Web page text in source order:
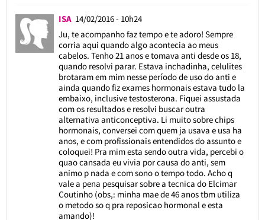
ISA 14/02/2016 - 10h24
Ju, te acompanho faz tempo e te adoro! Sempre
corria aqui quando algo acontecia ao meus
cabelos. Tenho 21 anos e tomava anti desde os 18,
quando resolvi parar. Estava inchadinha, celulites
brotaram em mim nesse período de uso do anti e
ainda quando fiz exames hormonais estava tudo la
embaixo, inclusive testosterona. Fiquei assustada
com os resultados e resolvi buscar outra
alternativa anticonceptiva. Li muito sobre chips
hormonais, conversei com quem ja usava e usa ha
anos, e com profissionais entendidos do assunto e
coloquei! Pra mim esta sendo outra vida, percebi o
quao cansada eu vivia por causa do anti, sem
animo p nada e com sono o tempo todo. Acho q
vale a pena pesquisar sobre a tecnica do Elcimar
Coutinho (obs,: minha mae de 46 anos tbm utiliza
o metodo so q pra reposicao hormonal e esta
amando)!